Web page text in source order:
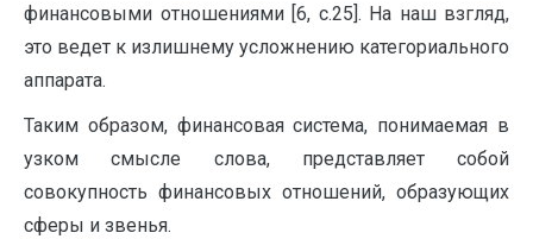
финансовыми отношениями [6, с.25]. На наш взгляд,
это ведет к излишнему усложнению категориального
аппарата.
Таким образом, финансовая система, понимаемая в
узком смысле слова, представляет собой
совокупность финансовых отношений, образующих
сферы и звенья.